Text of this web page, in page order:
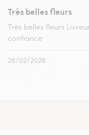
Très belles fleurs
Très belles fleurs
confiance
28/02/2026